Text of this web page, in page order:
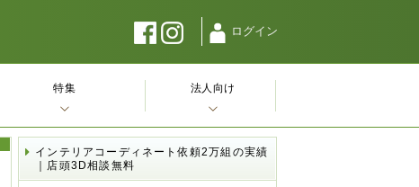
ログイン
インテリアコーディネート依頼2万組の実績
｜店頭3D相談無料
特集 法人向け